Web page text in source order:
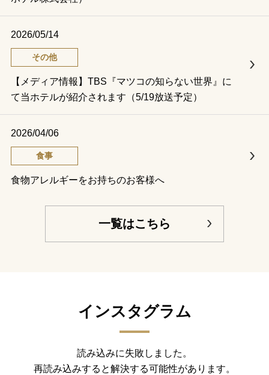
2026/05/14
その他
【メディア情報】TBS『マツコの知らない世界』に
て当ホテルが紹介されます（5/19放送予定）
2026/04/06
食事
食物アレルギーをお持ちのお客様へ
一覧はこちら
インスタグラム
読み込みに失敗しました。
再読み込みすると解決する可能性があります。